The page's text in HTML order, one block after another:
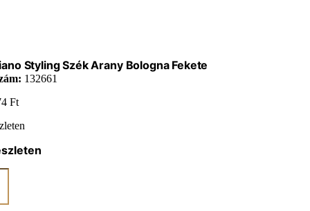
Styling Szék Arany Bologna Fekete
132661
Ft